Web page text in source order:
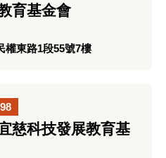
育基金會
權東路1段55號7樓
慈科技發展教育基